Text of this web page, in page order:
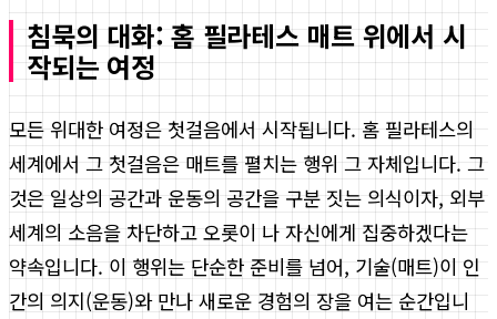
침묵의 대화: 홈 필라테스 매트 위에서 시
작되는 여정
모든 위대한 여정은 첫걸음에서 시작됩니다. 홈 필라테스의
세계에서 그 첫걸음은 매트를 펼치는 행위 그 자체입니다. 그
것은 일상의 공간과 운동의 공간을 구분 짓는 의식이자, 외부
세계의 소음을 차단하고 오롯이 나 자신에게 집중하겠다는
약속입니다. 이 행위는 단순한 준비를 넘어, 기술(매트)이 인
간의 의지(운동)와 만나 새로운 경험의 장을 여는 순간입니